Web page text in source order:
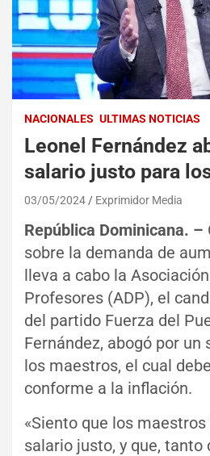
NACIONALES ULTIMAS NOTICIAS
Leonel Fernández
salario justo para
03/05/2024 Exprimidor Media
República Dominicana. –
sobre la demanda de
lleva a cabo la
Profesores (ADP), el
del partido Fuerza del
Fernández, abogó por un
los maestros, el cual
conforme a la inflación.
«Siento que los
salario justo, y que, tanto